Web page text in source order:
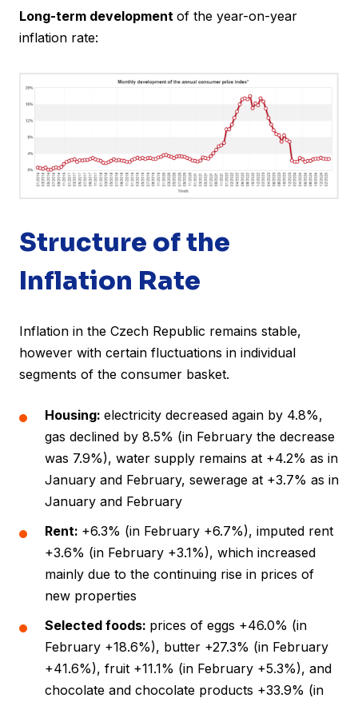
Long-term development of the year-on-year
inflation rate:
Structure of the
Inflation Rate
Inflation in the Czech Republic remains stable,
however with certain fluctuations in individual
segments of the consumer basket.
Housing: electricity decreased again by 4.8%,
gas declined by 8.5% (in February the decrease
was 7.9%), water supply remains at +4.2% as in
January and February, sewerage at +3.7% as in
January and February
Rent: +6.3% (in February +6.7%), imputed rent
+3.6% (in February +3.1%), which increased
mainly due to the continuing rise in prices of
new properties
Selected foods: prices of eggs +46.0% (in
February +18.6%), butter +27.3% (in February
+41.6%), fruit +11.1% (in February +5.3%), and
chocolate and chocolate products +33.9% (in